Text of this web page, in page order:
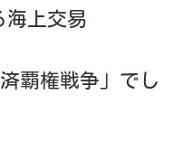
海上交易
覇権戦争」でし